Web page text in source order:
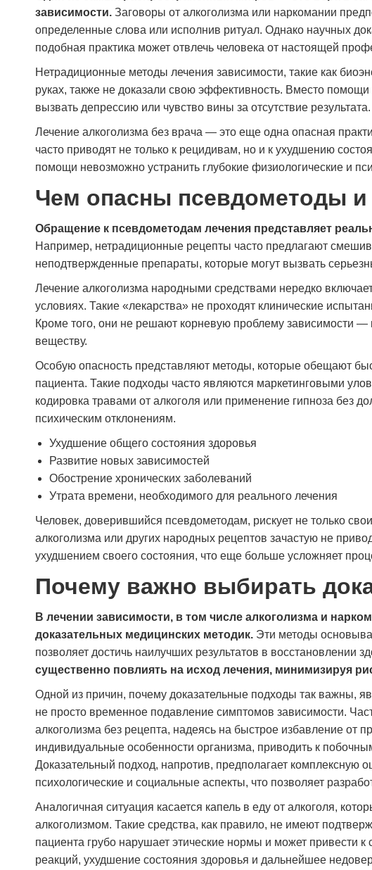
зависимости. Заговоры от алкоголизма или наркомании
определенные слова или исполнив ритуал. Однако научных
подобная практика может отвлечь человека от настоящей
Нетрадиционные методы лечения зависимости, такие как
руках, также не доказали свою эффективность. Вместо помощи
вызвать депрессию или чувство вины за отсутствие результата.
Лечение алкоголизма без врача — это еще одна опасная
часто приводят не только к рецидивам, но и к ухудшению
помощи невозможно устранить глубокие физиологические и
Чем опасны псевдометоды
Обращение к псевдометодам лечения представляет
Например, нетрадиционные рецепты часто предлагают
неподтвержденные препараты, которые могут вызвать
Лечение алкоголизма народными средствами нередко
условиях. Такие «лекарства» не проходят клинические
Кроме того, они не решают корневую проблему зависимости —
веществу.
Особую опасность представляют методы, которые обещают
пациента. Такие подходы часто являются маркетинговыми
кодировка травами от алкоголя или применение гипноза без
психическим отклонениям.
Ухудшение общего состояния здоровья
Развитие новых зависимостей
Обострение хронических заболеваний
Утрата времени, необходимого для реального лечения
Человек, доверившийся псевдометодам, рискует не только
алкоголизма или других народных рецептов зачастую не
ухудшением своего состояния, что еще больше усложняет
Почему важно выбирать
В лечении зависимости, в том числе алкоголизма и
доказательных медицинских методик. Эти методы
позволяет достичь наилучших результатов в восстановлении
существенно повлиять на исход лечения, минимизируя
Одной из причин, почему доказательные подходы так важны,
не просто временное подавление симптомов зависимости.
алкоголизма без рецепта, надеясь на быстрое избавление от
индивидуальные особенности организма, приводить к
Доказательный подход, напротив, предполагает комплексную
психологические и социальные аспекты, что позволяет
Аналогичная ситуация касается капель в еду от алкоголя,
алкоголизмом. Такие средства, как правило, не имеют
пациента грубо нарушает этические нормы и может привести
реакций, ухудшение состояния здоровья и дальнейшее
Проходил лечение в наркологической клинике
«Станция Жизни» после длительного запоя.
Состояние было тяжёлое, сам бы не
справился. Врачи действовали быстро и
профессионально, поставили капельницы,
стабилизировали давление, помогли прийти в
себя. Всё происходило спокойно, без
острого состояния мне предложили
дальнейшее лечение. Сейчас понимаю, что
это было правильное решение — обратиться
Сергей Кузнецов
поняла, что
клинике
это тоже
лечение.
подход и
состояние.
увереннее и